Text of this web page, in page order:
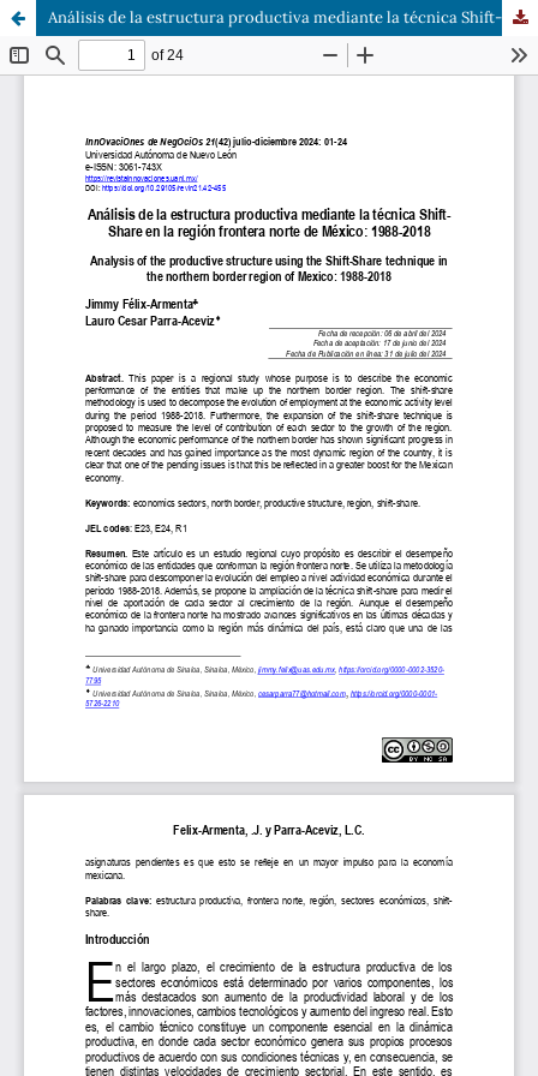
Análisis de la estructura productiva mediante la técnica Shift-Share en la región frontera norte de México: 1988-2018